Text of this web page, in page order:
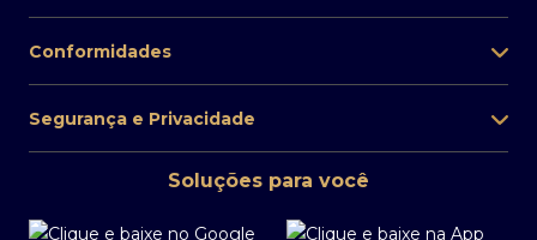
Conformidades
Segurança e Privacidade
Soluções para você